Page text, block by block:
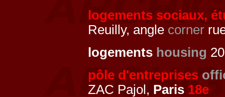
logements sociaux,
Reuilly, angle corner
logements housing
pôle d'entreprises
ZAC Pajol, Paris 18e